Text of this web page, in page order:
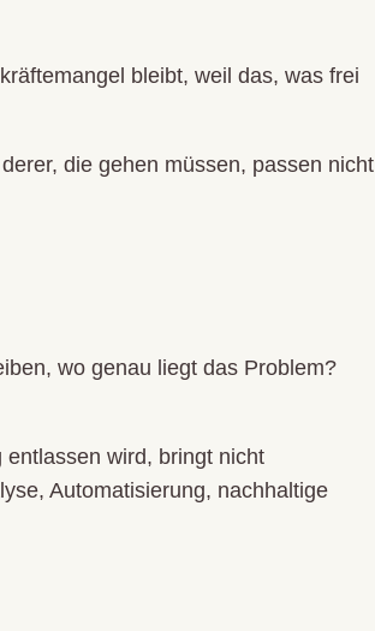
bleibt, weil das, was frei
die gehen müssen, passen nicht
wo genau liegt das Problem?
wird, bringt nicht
Automatisierung, nachhaltige